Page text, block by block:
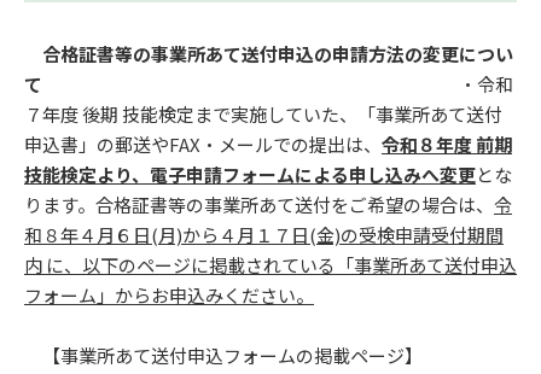
合格証書等の事業所あて送付申込の申請方法の変更につい
て
・令和
７年度 後期 技能検定まで実施していた、「事業所あて送付
申込書」の郵送やFAX・メールでの提出は、 令和８年度 前期
技能検定より、電子申請フォームによる申し込みへ変更とな
ります。合格証書等の事業所あて送付をご希望の場合は、 令
和８年４月６日(月)から４月１７日(金)の受検申請受付期間
内 に、以下のページに掲載されている「事業所あて送付申込
フォーム」からお申込みください。
【事業所あて送付申込フォームの掲載ページ】